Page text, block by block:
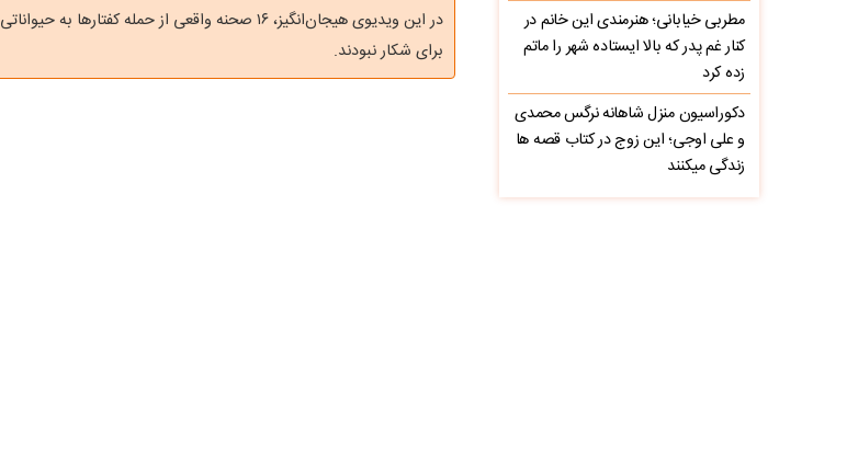
در این ویدیوی هیجان‌انگیز، ۱۶ صحنه واقعی از حمله
برای شکار نبودند.
مطربی خیابانی؛ هنرمندی این خانم در
کنار غم پدر که بالا ایستاده شهر را ماتم
زده کرد
دکوراسیون منزل شاهانه نرگس محمدی
و علی اوجی؛ این زوج در کتاب قصه ها
زندگی میکنند